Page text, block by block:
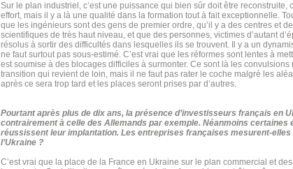
Sur le plan industriel, c’est une puissance qui bien sûr doit être reconstruite,
effort, mais il y a là une qualité dans la formation tout à fait exceptionnelle.
que les ingénieurs sont des gens de premier ordre, qu’il y a des centres et
scientifiques de très haut niveau, et que des personnes, victimes d’autant
résolus à sortir des difficultés dans lesquelles ils se trouvent. Il y a un
ne faut surtout pas sous-estimé. C’est vrai que les réformes sont lentes à
est soumise à des blocages difficiles à surmonter. Ce sont là les
transition qui revient de loin, mais il ne faut pas rater le coche malgré les
après ce sera trop tard et les places seront prises par d’autres.
Pourtant après plus de dix ans, la présence d’investisseurs français en
contrairement à celle des Allemands par exemple. Néanmoins certaines
réussissent leur implantation. Les entreprises françaises mesurent-elles
l’Ukraine ?
C’est vrai que la place de la France en Ukraine sur le plan commercial et